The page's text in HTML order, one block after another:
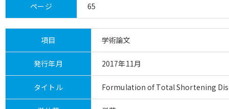
ページ 65
項目 学術論文
発行年月 2017年11月
タイトル Formulation of Total Shortening